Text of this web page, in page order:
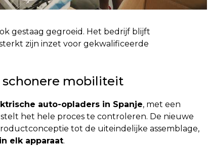
gestaag gegroeid. Het bedrijf blijft
zijn inzet voor gekwalificeerde
mobiliteit
auto-opladers in Spanje, met een
het hele proces te controleren. De nieuwe
tot de uiteindelijke assemblage,
elk apparaat.